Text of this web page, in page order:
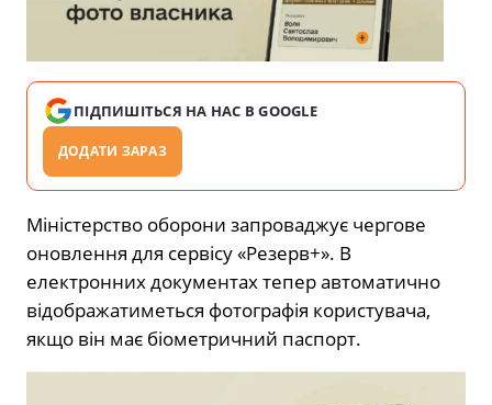
ПІДПИШІТЬСЯ НА НАС В GOOGLE
ДОДАТИ ЗАРАЗ
Міністерство оборони запроваджує чергове
оновлення для сервісу «Резерв+». В
електронних документах тепер автоматично
відображатиметься фотографія користувача,
якщо він має біометричний паспорт.